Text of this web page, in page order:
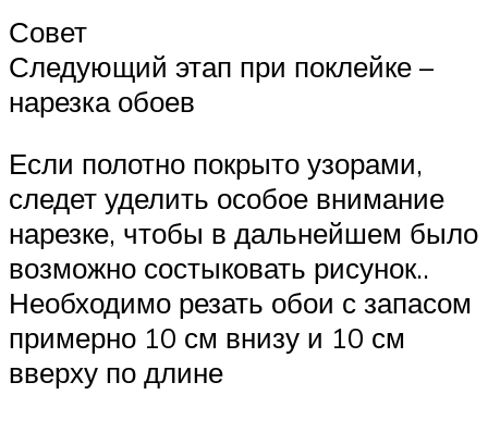
Совет
Следующий этап при поклейке –
нарезка обоев
Если полотно покрыто узорами,
следет уделить особое внимание
нарезке, чтобы в дальнейшем было
возможно состыковать рисунок..
Необходимо резать обои с запасом
примерно 10 см внизу и 10 см
вверху по длине